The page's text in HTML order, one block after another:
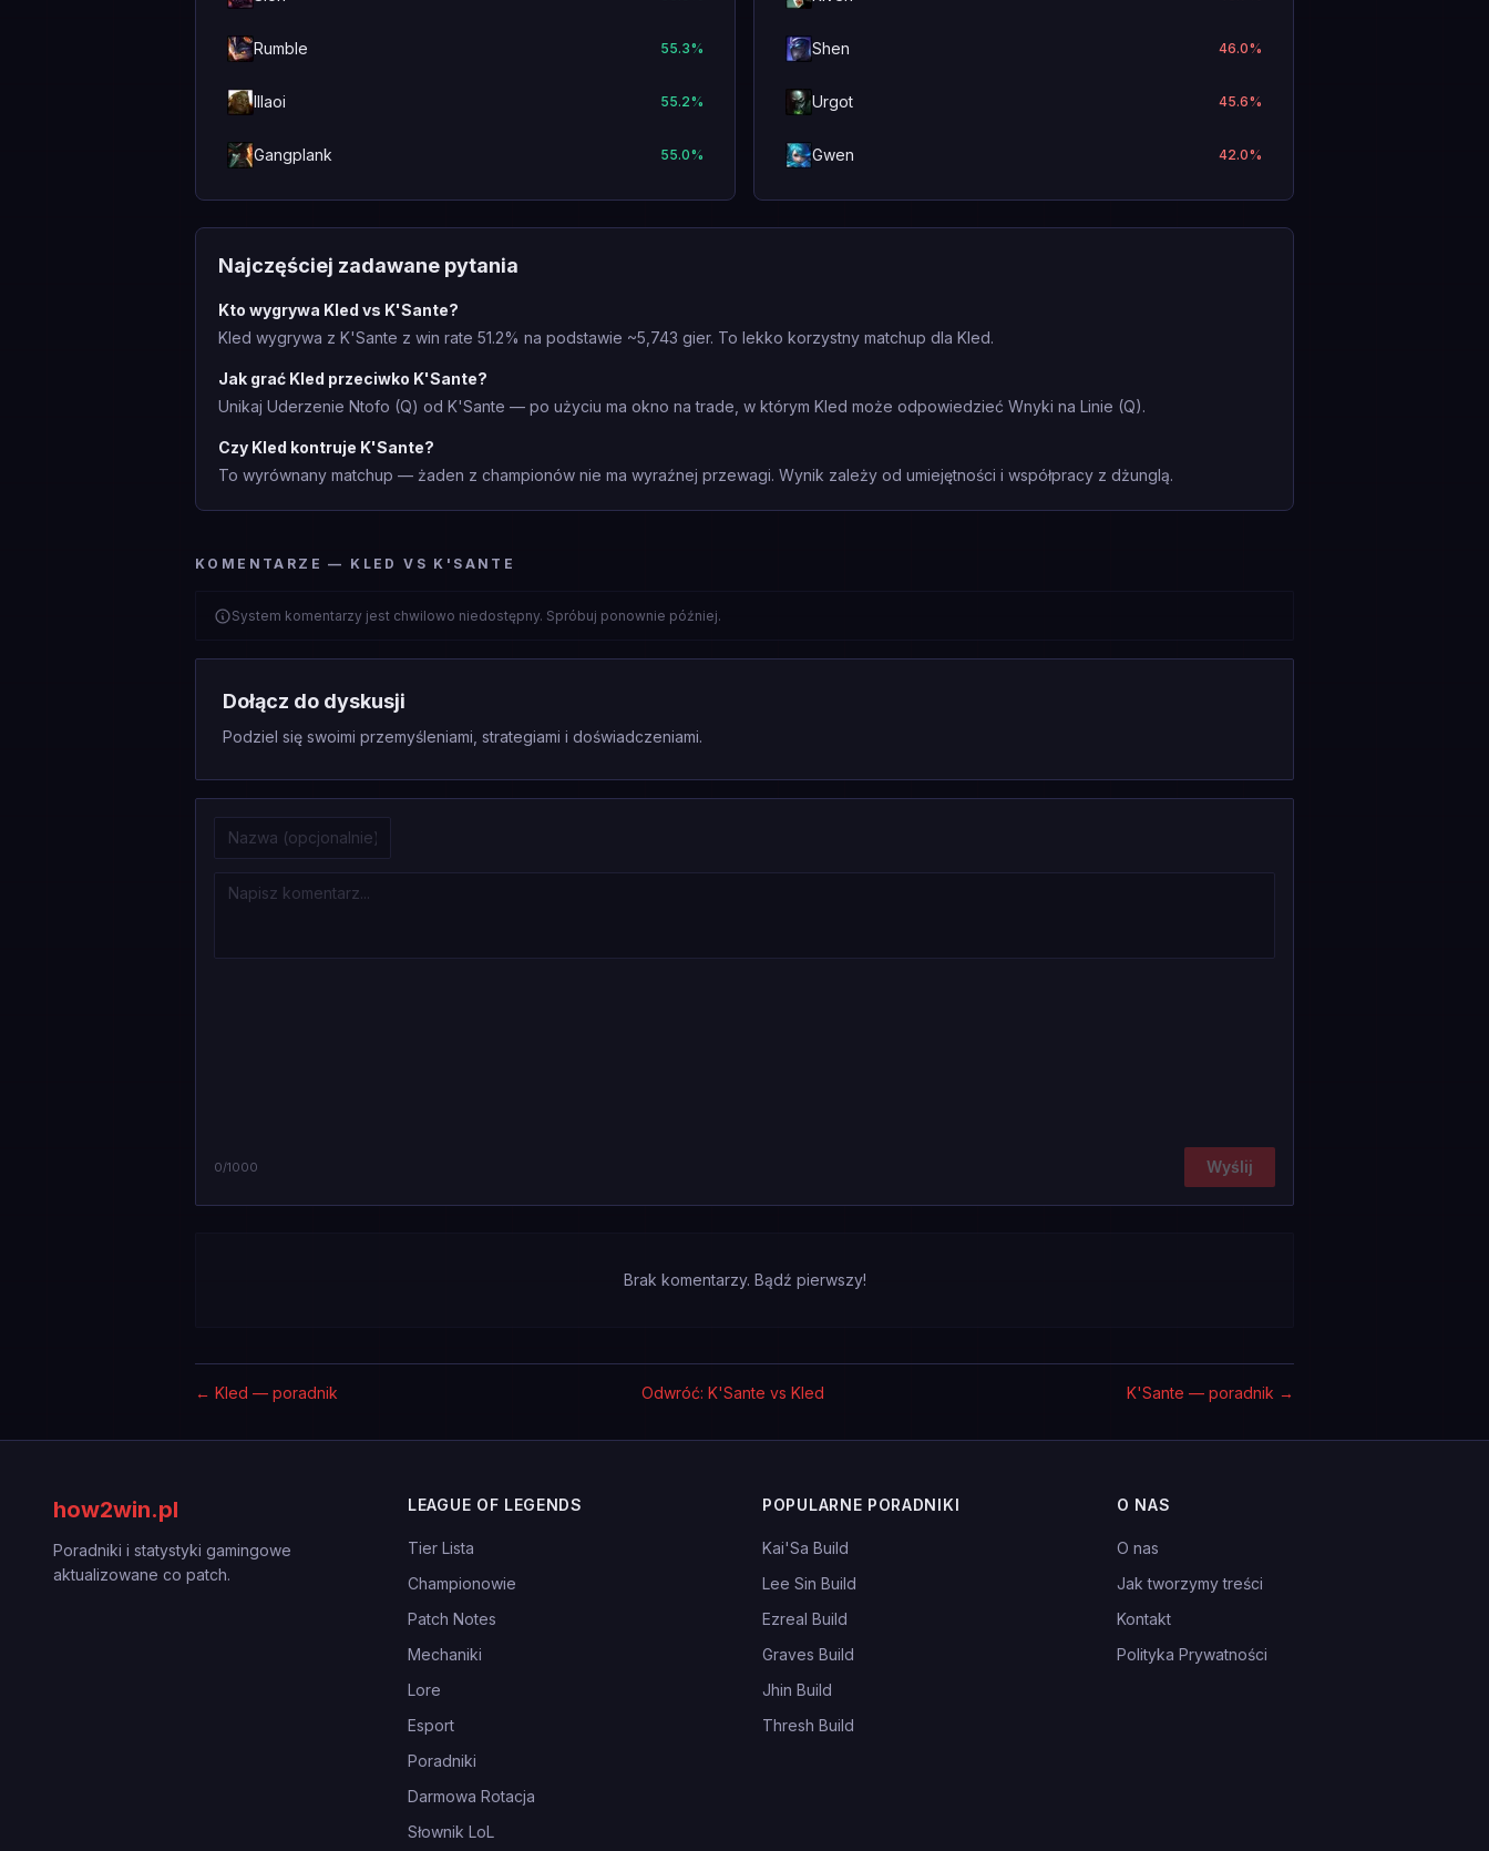
Rumble 55.3%
Illaoi 55.2%
Gangplank 55.0%
Shen 46.0%
Urgot 45.6%
Gwen 42.0%
Najczęściej zadawane pytania
Kto wygrywa Kled vs K'Sante?
Kled wygrywa z K'Sante z win rate 51.2% na podstawie ~5,743 gier. To lekko korzystny matchup dla Kled.
Jak grać Kled przeciwko K'Sante?
Unikaj Uderzenie Ntofo (Q) od K'Sante — po użyciu ma okno na trade, w którym Kled może odpowiedzieć Wnyki na Linie (Q).
Czy Kled kontruje K'Sante?
To wyrównany matchup — żaden z championów nie ma wyraźnej przewagi. Wynik zależy od umiejętności i współpracy z dżunglą.
KOMENTARZE — KLED VS K'SANTE
System komentarzy jest chwilowo niedostępny. Spróbuj ponownie później.
Dołącz do dyskusji
Podziel się swoimi przemyśleniami, strategiami i doświadczeniami.
0/1000 Wyślij
Brak komentarzy. Bądź pierwszy!
← Kled — poradnik Odwróć: K'Sante vs Kled K'Sante — poradnik →
how2win.pl
Poradniki i statystyki gamingowe
aktualizowane co patch.
LEAGUE OF LEGENDS
Tier Lista
Championowie
Patch Notes
Mechaniki
Lore
Esport
Poradniki
Darmowa Rotacja
Słownik LoL
POPULARNE PORADNIKI
Kai'Sa Build
Lee Sin Build
Ezreal Build
Graves Build
Jhin Build
Thresh Build
O NAS
O nas
Jak tworzymy treści
Kontakt
Polityka Prywatności